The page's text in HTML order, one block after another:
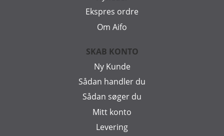
Ekspres ordre
Om Aifo
SKAB KONTO
Ny Kunde
Sådan handler du
Sådan søger du
Mitt konto
Levering